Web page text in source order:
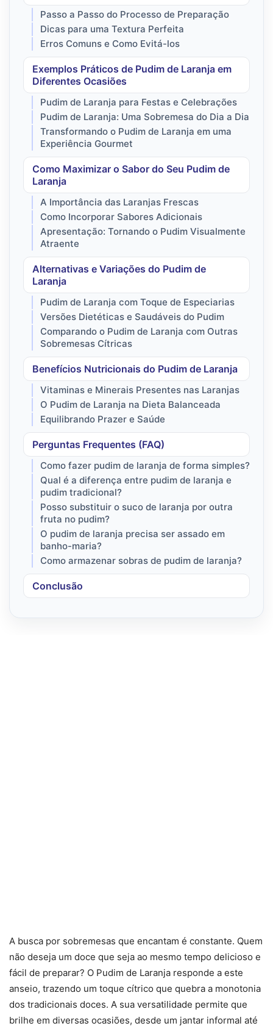
Passo a Passo do Processo de Preparação
Dicas para uma Textura Perfeita
Erros Comuns e Como Evitá-los
Exemplos Práticos de Pudim de Laranja em
Diferentes Ocasiões
Pudim de Laranja para Festas e Celebrações
Pudim de Laranja: Uma Sobremesa do Dia a Dia
Transformando o Pudim de Laranja em uma
Experiência Gourmet
Como Maximizar o Sabor do Seu Pudim de
Laranja
A Importância das Laranjas Frescas
Como Incorporar Sabores Adicionais
Apresentação: Tornando o Pudim Visualmente
Atraente
Alternativas e Variações do Pudim de
Laranja
Pudim de Laranja com Toque de Especiarias
Versões Dietéticas e Saudáveis do Pudim
Comparando o Pudim de Laranja com Outras
Sobremesas Cítricas
Benefícios Nutricionais do Pudim de Laranja
Vitaminas e Minerais Presentes nas Laranjas
O Pudim de Laranja na Dieta Balanceada
Equilibrando Prazer e Saúde
Perguntas Frequentes (FAQ)
Como fazer pudim de laranja de forma simples?
Qual é a diferença entre pudim de laranja e
pudim tradicional?
Posso substituir o suco de laranja por outra
fruta no pudim?
O pudim de laranja precisa ser assado em
banho-maria?
Como armazenar sobras de pudim de laranja?
Conclusão
A busca por sobremesas que encantam é constante. Quem
não deseja um doce que seja ao mesmo tempo delicioso e
fácil de preparar? O Pudim de Laranja responde a este
anseio, trazendo um toque cítrico que quebra a monotonia
dos tradicionais doces. A sua versatilidade permite que
brilhe em diversas ocasiões, desde um jantar informal até